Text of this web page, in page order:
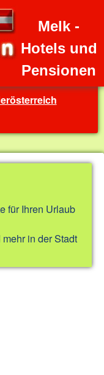
Melk -
Hotels und
Pensionen
für Ihren Urlaub
mehr in der Stadt